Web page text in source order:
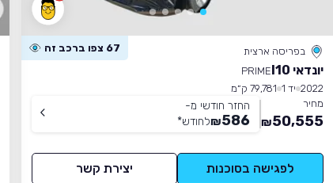
בפריסה ארצית 67 צפו ברכב זה
יונדאי I10
PRIME
2022 יד 1
79,781 ק״מ
מחיר
50,555
₪
החזר חודשי מ-
586
₪לחודש*
לפגישה בסוכנות יצירת קשר